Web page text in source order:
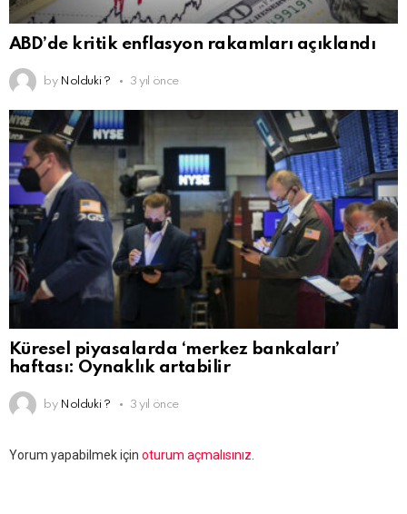
ABD’de kritik enflasyon rakamları açıklandı
by Nolduki ? 3 yıl önce
Küresel piyasalarda ‘merkez bankaları’
haftası: Oynaklık artabilir
by Nolduki ? 3 yıl önce
Bir
Yorum yapabilmek için oturum açmalısınız